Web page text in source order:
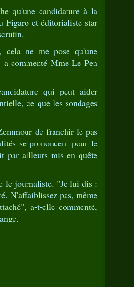
qu'une candidature à la
Figaro et éditorialiste star
cela ne me pose qu'une
commenté Mme Le Pen
qui peut aider
ce que les sondages
de franchir le pas
se prononcent pour le
par ailleurs mis en quête
le journaliste. "Je lui dis :
N'affaiblissez pas, même
a-t-elle commenté,